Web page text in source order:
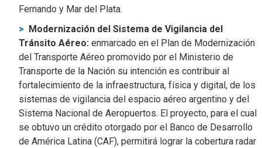
Fernando y Mar del Plata.
Modernización del Sistema de Vigilancia del
Tránsito Aéreo: enmarcado en el Plan de Modernización
del Transporte Aéreo promovido por el Ministerio de
Transporte de la Nación su intención es contribuir al
fortalecimiento de la infraestructura, física y digital, de los
sistemas de vigilancia del espacio aéreo argentino y del
Sistema Nacional de Aeropuertos. El proyecto, para el cual
se obtuvo un crédito otorgado por el Banco de Desarrollo
de América Latina (CAF), permitirá lograr la cobertura radar